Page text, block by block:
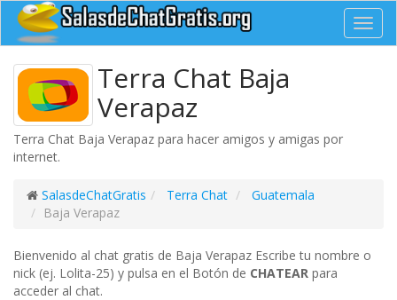
Terra Chat Baja
Verapaz
Terra Chat Baja Verapaz para hacer amigos y amigas por
internet.
SalasdeChatGratis Terra Chat
Guatemala
Baja Verapaz
Bienvenido al chat gratis de Baja Verapaz Escribe tu nombre o
nick (ej. Lolita-25) y pulsa en el Botón de CHATEAR para
acceder al chat.